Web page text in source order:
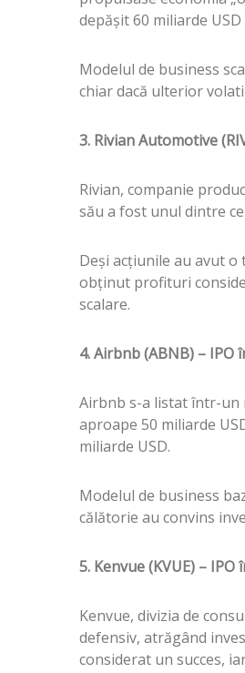
depășit 60 miliarde
Modelul de business
chiar dacă ulterior
3. Rivian Automotive
Rivian, companie
său a fost unul dintre
Deși acțiunile au avut
obținut profituri
scalare.
4. Airbnb (ABNB) – IPO
Airbnb s-a listat într-un
aproape 50 miliarde
miliarde USD.
Modelul de business
călătorie au convins
5. Kenvue (KVUE) – IPO
Kenvue, divizia de
defensiv, atrăgând
considerat un succes,